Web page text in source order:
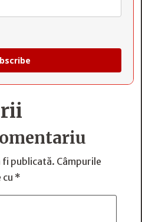
fi publicată. Câmpurile
*